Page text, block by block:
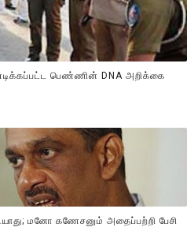
பெண்ணின் DNA அறிக்கை
மனோ கணேசனும் அதைப்பற்றி பேசி